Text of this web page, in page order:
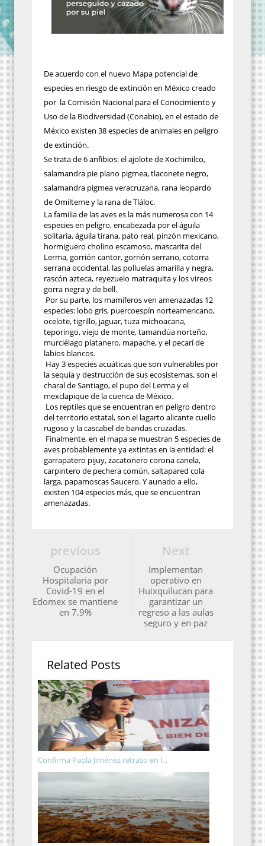
De acuerdo con el nuevo Mapa potencial de
especies en riesgo de extinción en México creado
por la Comisión Nacional para el Conocimiento y
Uso de la Biodiversidad (Conabio), en el estado de
México existen 38 especies de animales en peligro
de extinción.
Se trata de 6 anfibios: elajolote de Xochimilco,
salamandra pie plano pigmea, tlaconete negro,
salamandra pigmea veracruzana, rana leopardo
de Omilteme y la rana de Tláloc.
La familia de las aves es la más numerosa con 14
especies en peligro, encabezada por el águila
solitaria, águila tirana, pato real, pinzón mexicano,
hormiguero cholino escamoso, mascarita del
Lerma, gorrión cantor, gorrión serrano, cotorra
serrana occidental, las polluelas amarilla y negra,
rascón azteca, reyezuelo matraquita y los vireos
gorra negra y de bell.
Por su parte, los mamíferos ven amenazadas 12
especies: lobo gris, puercoespín norteamericano,
ocelote, tigrillo, jaguar, tuza michoacana,
teporingo, viejo de monte, tamandúa norteño,
murciélago platanero, mapache, y el pecarí de
labios blancos.
Hay 3 especies acuáticas que son vulnerables por
la sequía y destrucción de sus ecosistemas, son el
charal de Santiago, el pupo del Lerma y el
mexclapique de la cuenca de México.
Los reptiles que se encuentran en peligro dentro
del territorio estatal, son el lagarto alicante cuello
rugoso y la cascabel de bandas cruzadas.
Finalmente, en el mapa se muestran 5 especies de
aves probablemente ya extintas en la entidad: el
garrapatero pijuy, zacatonero corona canela,
carpintero de pechera común, saltapared cola
larga, papamoscas Saucero. Y aunado a ello,
existen 104 especies más, que se encuentran
amenazadas.
Next
Implementan
operativo en
Huixquilucan para
garantizar un
regreso a las aulas
seguro y en paz
previous
Ocupación
Hospitalaria por
Covid-19 en el
Edomex se mantiene
en 7.9%
Related Posts
Confirma Paola Jiménez retraso en l...